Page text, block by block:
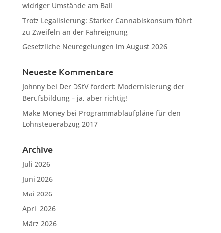
widriger Umstände am Ball
Trotz Legalisierung: Starker Cannabiskonsum führt
zu Zweifeln an der Fahreignung
Gesetzliche Neuregelungen im August 2026
Neueste Kommentare
Johnnybei Der DStV fordert: Modernisierung der
Berufsbildung – ja, aber richtig!
Make Moneybei Programmablaufpläne für den
Lohnsteuerabzug 2017
Archive
Juli 2026
Juni 2026
Mai 2026
April 2026
März 2026